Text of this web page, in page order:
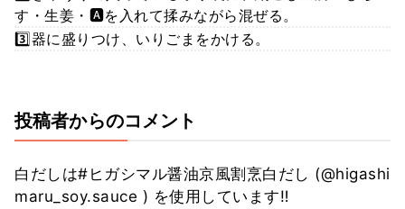
す・生姜・🅰️を入れて揉みながら混ぜる。
3️⃣器に盛りつけ、いりごまをかける。
投稿者からのコメント
白だしは#ヒガシマル醤油京風割烹白だし (@higashi
maru_soy.sauce ) を使用しています‼️